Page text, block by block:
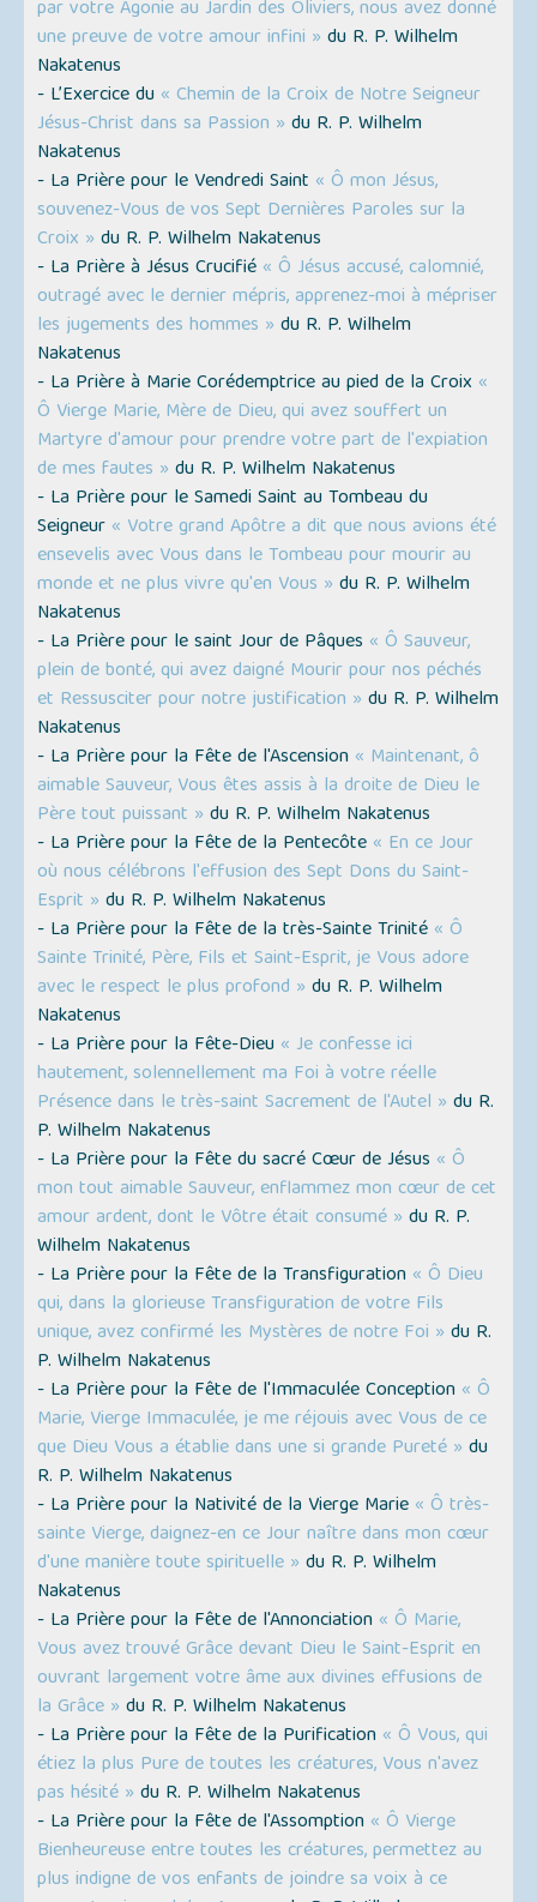
par votre Agonie au Jardin des Oliviers, nous avez donné
une preuve de votre amour infini » du R. P. Wilhelm
Nakatenus
- L’Exercice du « Chemin de la Croix de Notre Seigneur
Jésus-Christ dans sa Passion » du R. P. Wilhelm
Nakatenus
- La Prière pour le Vendredi Saint « Ô mon Jésus,
souvenez-Vous de vos Sept Dernières Paroles sur la
Croix » du R. P. Wilhelm Nakatenus
- La Prière à Jésus Crucifié « Ô Jésus accusé, calomnié,
outragé avec le dernier mépris, apprenez-moi à mépriser
les jugements des hommes » du R. P. Wilhelm
Nakatenus
- La Prière à Marie Corédemptrice au pied de la Croix «
Ô Vierge Marie, Mère de Dieu, qui avez souffert un
Martyre d'amour pour prendre votre part de l'expiation
de mes fautes » du R. P. Wilhelm Nakatenus
- La Prière pour le Samedi Saint au Tombeau du
Seigneur « Votre grand Apôtre a dit que nous avions été
ensevelis avec Vous dans le Tombeau pour mourir au
monde et ne plus vivre qu'en Vous » du R. P. Wilhelm
Nakatenus
- La Prière pour le saint Jour de Pâques « Ô Sauveur,
plein de bonté, qui avez daigné Mourir pour nos péchés
et Ressusciter pour notre justification » du R. P. Wilhelm
Nakatenus
- La Prière pour la Fête de l'Ascension « Maintenant, ô
aimable Sauveur, Vous êtes assis à la droite de Dieu le
Père tout puissant » du R. P. Wilhelm Nakatenus
- La Prière pour la Fête de la Pentecôte « En ce Jour
où nous célébrons l'effusion des Sept Dons du Saint-
Esprit » du R. P. Wilhelm Nakatenus
- La Prière pour la Fête de la très-Sainte Trinité « Ô
Sainte Trinité, Père, Fils et Saint-Esprit, je Vous adore
avec le respect le plus profond » du R. P. Wilhelm
Nakatenus
- La Prière pour la Fête-Dieu « Je confesse ici
hautement, solennellement ma Foi à votre réelle
Présence dans le très-saint Sacrement de l'Autel » du R.
P. Wilhelm Nakatenus
- La Prière pour la Fête du sacré Cœur de Jésus « Ô
mon tout aimable Sauveur, enflammez mon cœur de cet
amour ardent, dont le Vôtre était consumé » du R. P.
Wilhelm Nakatenus
- La Prière pour la Fête de la Transfiguration « Ô Dieu
qui, dans la glorieuse Transfiguration de votre Fils
unique, avez confirmé les Mystères de notre Foi » du R.
P. Wilhelm Nakatenus
- La Prière pour la Fête de l'Immaculée Conception « Ô
Marie, Vierge Immaculée, je me réjouis avec Vous de ce
que Dieu Vous a établie dans une si grande Pureté » du
R. P. Wilhelm Nakatenus
- La Prière pour la Nativité de la Vierge Marie « Ô très-
sainte Vierge, daignez-en ce Jour naître dans mon cœur
d'une manière toute spirituelle » du R. P. Wilhelm
Nakatenus
- La Prière pour la Fête de l'Annonciation « Ô Marie,
Vous avez trouvé Grâce devant Dieu le Saint-Esprit en
ouvrant largement votre âme aux divines effusions de
la Grâce » du R. P. Wilhelm Nakatenus
- La Prière pour la Fête de la Purification « Ô Vous, qui
étiez la plus Pure de toutes les créatures, Vous n'avez
pas hésité » du R. P. Wilhelm Nakatenus
- La Prière pour la Fête de l'Assomption « Ô Vierge
Bienheureuse entre toutes les créatures, permettez au
plus indigne de vos enfants de joindre sa voix à ce